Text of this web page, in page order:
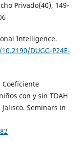
Privado(40), 149-
Intelligence.
DUGG-P24E-
Coeficiente
con y sin TDAH
Seminars in